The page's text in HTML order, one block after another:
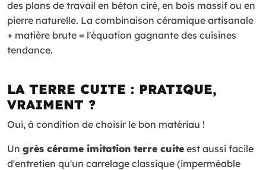
des plans de travail en béton ciré, en bois massif ou en
pierre naturelle. La combinaison céramique artisanale
+ matière brute = l'équation gagnante des cuisines
tendance.
LA TERRE CUITE : PRATIQUE,
VRAIMENT ?
Oui, à condition de choisir le bon matériau !
Un grès cérame imitation terre cuite est aussi facile
d'entretien qu'un carrelage classique (imperméable